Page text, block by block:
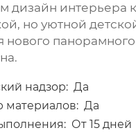
дизайн интерьера
но уютной
нового панорамного
надзор: Да
материалов: Да
От 15 дней